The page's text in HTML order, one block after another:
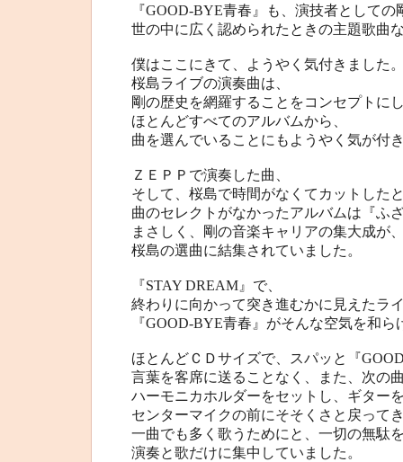
『GOOD-BYE青春』も、演技者として
世の中に広く認められたときの主題歌曲
僕はここにきて、ようやく気付きました
桜島ライブの演奏曲は、
剛の歴史を網羅することをコンセプトに
ほとんどすべてのアルバムから、
曲を選んでいることにもようやく気が付
ＺＥＰＰで演奏した曲、
そして、桜島で時間がなくてカットした
曲のセレクトがなかったアルバムは『ふ
まさしく、剛の音楽キャリアの集大成が
桜島の選曲に結集されていました。
『STAY DREAM』で、
終わりに向かって突き進むかに見えたラ
『GOOD-BYE青春』がそんな空気を和ら
ほとんどＣＤサイズで、スパッと『
言葉を客席に送ることなく、また、次の
ハーモニカホルダーをセットし、ギター
センターマイクの前にそそくさと戻って
一曲でも多く歌うためにと、一切の無駄
演奏と歌だけに集中していました。